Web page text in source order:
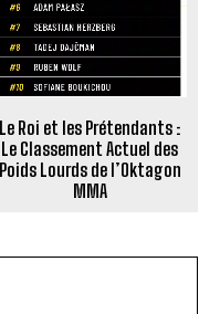
Le Roi et les Prétendants :
Le Classement Actuel des
Poids Lourds de l’Oktagon
MMA